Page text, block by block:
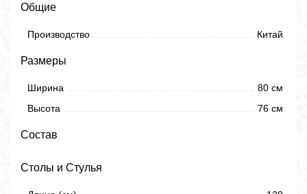
Общие
Производство Китай
Размеры
Ширина
80 см
Высота
76 см
Состав
Столы и Стулья